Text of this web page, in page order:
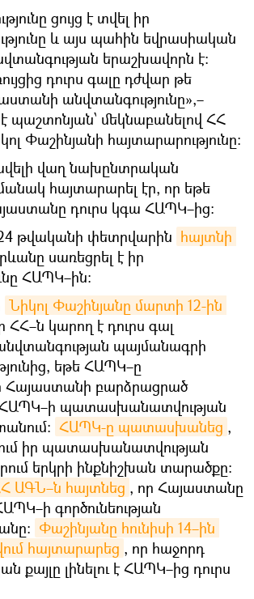
ցույց է տվել իր
և այս պահին եվրասիական
երաշխավորն է։
դուրս գալը դժվար թե
անվտանգությունը»,–
պաշտոնյան՝ մեկնաբանելով ՀՀ
Փաշինյանի հայտարարությունը։
վաղ նախընտրական
հայտարարել էր, որ եթե
դուրս կգա ՀԱՊԿ–ից։
թվականի փետրվարին հայտնի
սառեցրել է իր
ՀԱՊԿ–ին:
Նիկոլ Փաշինյանը մարտի 12-ին
ՀՀ–ն կարող է դուրս գալ
պայմանագրի
եթե ՀԱՊԿ–ը
բարձրացրած
ՀԱՊԿ–ի պատասխանատվության
ՀԱՊԿ-ը պատասխանեց ,
իր պատասխանատվության
երկրի ինքնիշխան տարածքը։
ԱԳՆ–ն հայտնեց , որ Հայաստանը
գործունեության
Փաշինյանը հունիսի 14–ին
հայտարարեց , որ հաջորդ
լինելու է ՀԱՊԿ–ից դուրս